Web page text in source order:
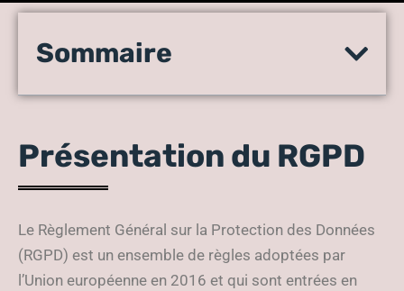
La nouvelle ère du RGPD : 5
entreprises technologiques
Sommaire
Présentation du RGPD
Le Règlement Général sur la Protection des Données
(RGPD) est un ensemble de règles adoptées par
l’Union européenne en 2016 et qui sont entrées en